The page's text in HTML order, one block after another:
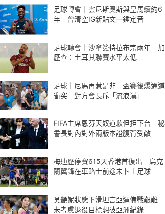
足球轉會｜雲尼斯奧斯與皇馬續約6
年 曾清空IG新貼文一錘定音
足球轉會｜沙拿簽特拉布宗兩年 加
歷查：土耳其聯賽水平太低
足球｜尼馬再惹是非 盃賽後爆通道
衝突 對方會長斥「流浪漢」
FIFA主席恩芬天奴道歉但拒下台 秘
書長對內對外兩版本證腹背受敵
梅迪歷停賽615天香港首復出 烏克
蘭翼鋒在車路士前途未卜︱足球
吳艷妮狀態下滑坦言亞運備戰艱難
未考慮退役目標想破亞洲紀錄